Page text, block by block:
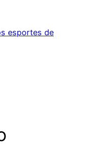
esportes de